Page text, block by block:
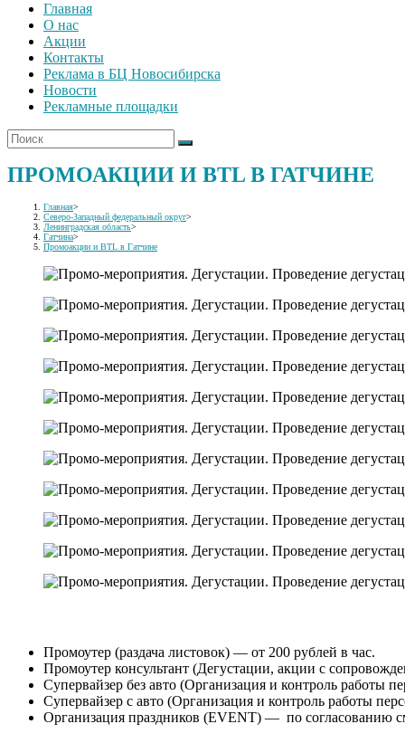
Главная
О нас
Акции
Контакты
Реклама в БЦ Новосибирска
Новости
Рекламные площадки
ПРОМОАКЦИИ И BTL В ГАТЧИНЕ
Главная>
Северо-Западный федеральный округ>
Ленинградская область>
Гатчина>
Промоакции и BTL в Гатчине
Промоутер (раздача листовок) — от 200 рублей в час.
Промоутер консультант (Дегустации, акции с
Супервайзер без авто (Организация и контроль работы
Супервайзер с авто (Организация и контроль работы
Организация праздников (EVENT) — по согласованию